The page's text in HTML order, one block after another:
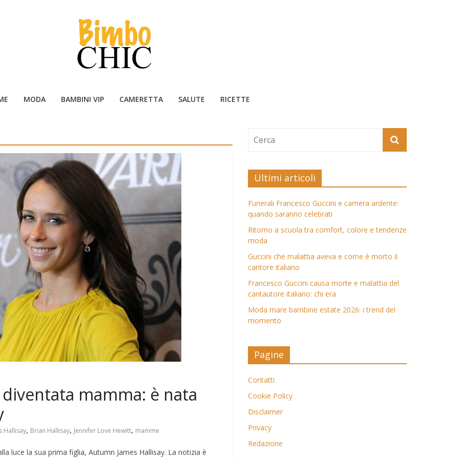
MODA BAMBINI VIP CAMERETTA SALUTE RICETTE
mamma: è nata
Hallisay, Brian Hallisay, Jennifer Love Hewitt, mamme
luce la sua prima figlia, Autumn James Hallisay. La notizia è
Ultimi articoli
Funerali Francesco Guccini e camera ardente:
quando saranno celebrati
Ritorno a scuola tra comfort, colore e tendenze
moda
Guccini che malattia aveva e come è morto il
cantore italiano
Francesco Guccini causa morte e malattia del
cantautore italiano: chi era
Moda mare bambine estate 2026: i trend del
momento
Pagine
Contatti
Cookie Policy
Disclaimer
Privacy
Redazione